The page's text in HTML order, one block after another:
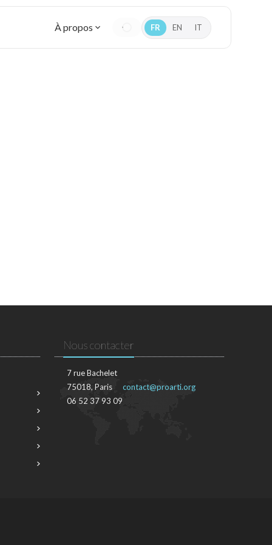
À propos FR EN IT
Nous contacter
7 rue Bachelet
75018, Paris
06 52 37 93 09
contact@proarti.org